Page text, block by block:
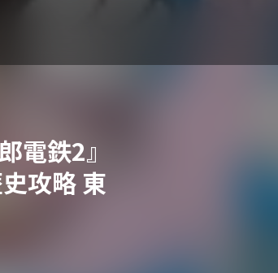
電鉄2』
攻略 東